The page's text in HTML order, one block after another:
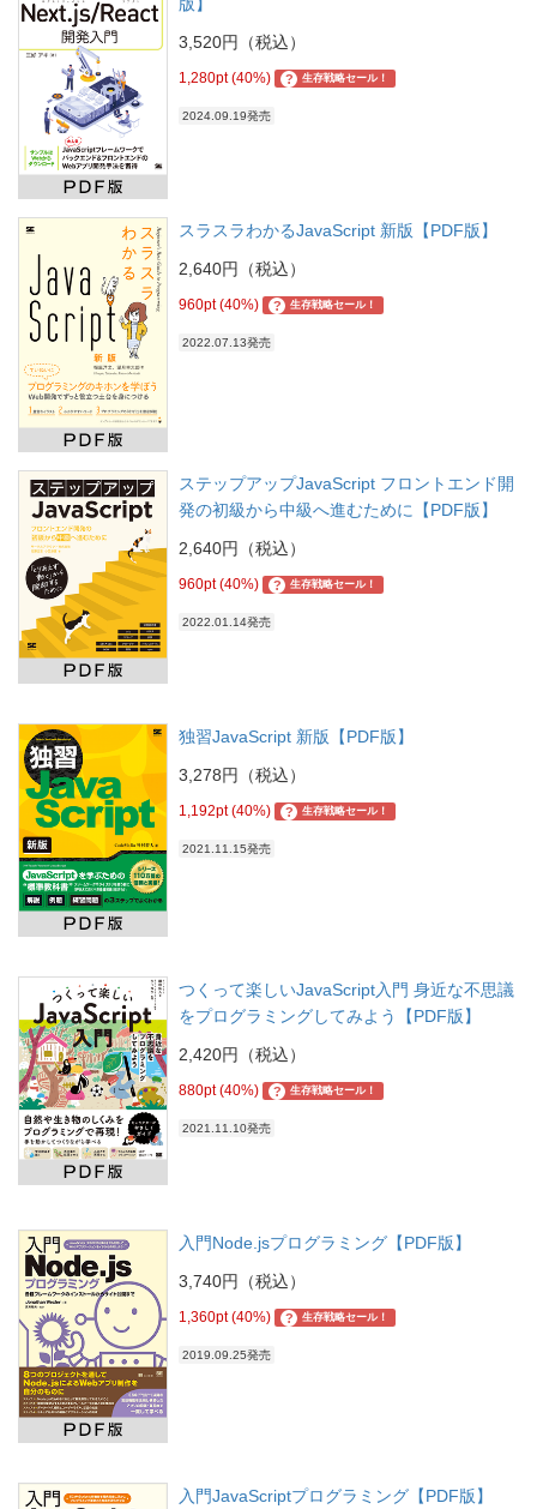
3,520円（税込）
1,280pt (40%) ? 生存戦略セール！
2024.09.19発売
スラスラわかるJavaScript 新版【PDF版】
2,640円（税込）
960pt (40%) ? 生存戦略セール！
2022.07.13発売
ステップアップJavaScript フロントエンド開
発の初級から中級へ進むために【PDF版】
2,640円（税込）
960pt (40%) ? 生存戦略セール！
2022.01.14発売
独習JavaScript 新版【PDF版】
3,278円（税込）
1,192pt (40%) ? 生存戦略セール！
2021.11.15発売
つくって楽しいJavaScript入門 身近な不思議
をプログラミングしてみよう【PDF版】
2,420円（税込）
880pt (40%) ? 生存戦略セール！
2021.11.10発売
入門Node.jsプログラミング【PDF版】
3,740円（税込）
1,360pt (40%) ? 生存戦略セール！
2019.09.25発売
入門JavaScriptプログラミング【PDF版】